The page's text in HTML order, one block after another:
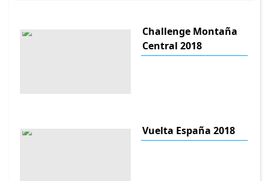
Challenge Montaña
Central 2018
Vuelta España 2018